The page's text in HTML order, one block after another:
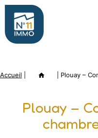
Aller
contenu
Immo
Accueil Annonce Plouay –
Plouay –